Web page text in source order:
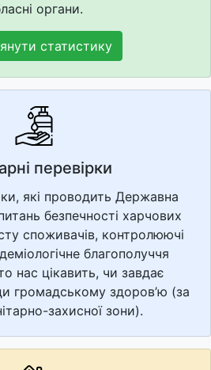
органи.
статистику
перевірки
які проводить Державна
безпечності харчових
споживачів, контролюючі
благополуччя
нас цікавить, чи завдає
громадському здоров’ю (за
захисної зони).